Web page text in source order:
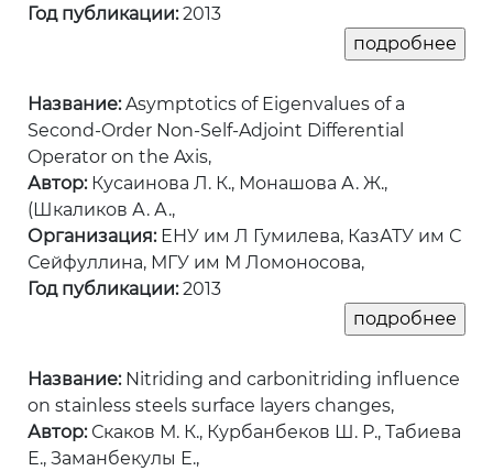
Год публикации:2013
Название:Asymptotics of Eigenvalues of a
Second-Order Non-Self-Adjoint Differential
Operator on the Axis,
Автор:Кусаинова Л. К., Монашова А. Ж.,
(Шкаликов А. А.,
Организация:ЕНУ им Л Гумилева, КазАТУ им С
Сейфуллина, МГУ им М Ломоносова,
Год публикации:2013
Название:Nitriding and сarbonitriding influence
on stainless steels surface layers changes,
Автор:Скаков М. К., Курбанбеков Ш. Р., Табиева
Е., Заманбекулы Е.,